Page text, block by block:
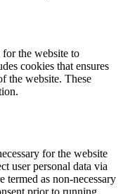
for the website to
cookies that ensures
the website. These
for the website
user personal data via
termed as non-necessary